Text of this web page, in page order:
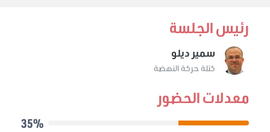
رئيس الجلسة
سمير ديلو
كتلة حركة النهضة
معدلات الحضور
35%